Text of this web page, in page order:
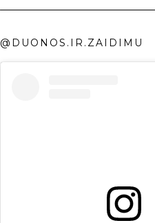
@DUONOS.IR.ZAIDIMU